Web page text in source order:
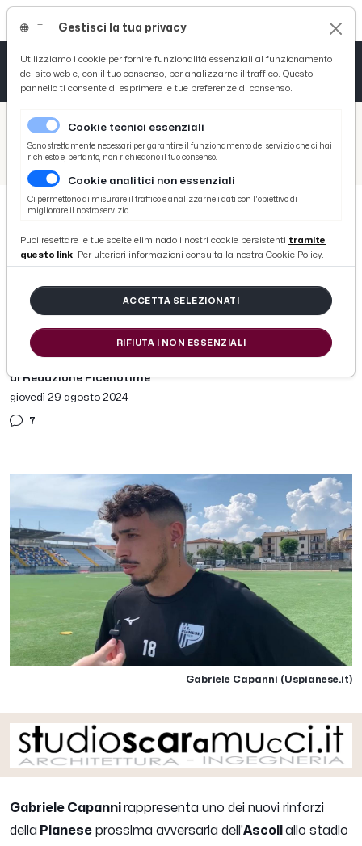
/ Picenotime
/ Ascoli Time
Pianese, Capanni: “Pensiamo all'Ascoli dopo una grande gara col Perugia. Possiamo dare filo da torcere a tutti”
Pianese, Capanni: “Pensiamo
all'Ascoli dopo una grande gara col
Perugia. Possiamo dare filo da
torcere a tutti”
di Redazione Picenotime
giovedì 29 agosto 2024
7
Gabriele Capanni (Uspianese.it)
Gabriele Capannirappresenta uno dei nuovi rinforzi
della Pianese prossima avversaria dell'Ascoliallo stadio
Gestisci la tua privacy
Utilizziamo i cookie per fornire funzionalità essenziali al funzionamento
del sito web e, con il tuo consenso, per analizzarne il traffico. Questo
pannello ti consente di esprimere le tue preferenze di consenso.
Cookie tecnici essenziali
Sono strettamente necessari per garantire il funzionamento del servizio che ci hai
richiesto e, pertanto, non richiedono il tuo consenso.
Cookie analitici non essenziali
Ci permettono di misurare il traffico e analizzarne i dati con l'obiettivo di
migliorare il nostro servizio.
Puoi resettare le tue scelte eliminado i nostri cookie persistenti tramite
questo link. Per ulteriori informazioni consulta la nostra Cookie Policy.
ACCETTA SELEZIONATI
RIFIUTA I NON ESSENZIALI
Tutto News
Tutto Sport
Basket
Ciclismo
Tutto Curiosità